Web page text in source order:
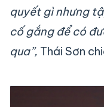
quyết gì nhưng
cố gắng để có
qua”, Thái Sơn